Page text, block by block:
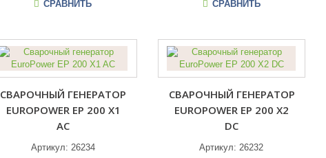
СРАВНИТЬ СРАВНИТЬ
СВАРОЧНЫЙ ГЕНЕРАТОР
EUROPOWER EP 200 X1
AC
Артикул: 26234
СВАРОЧНЫЙ ГЕНЕРАТОР
EUROPOWER EP 200 X2
DC
Артикул:26232